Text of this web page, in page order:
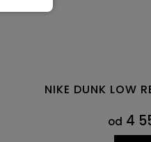
NIKE DUNK LOW
od 4